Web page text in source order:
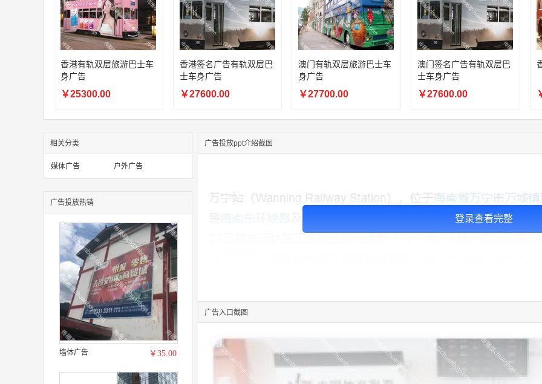
06:11:20
166****9198 联系了该媒体所在商家
05:17:23 182****1341 联系了该媒体所在商家
05:13:40 159****9700 联系了该媒体所在商家
08:52:47 155****6115 联系了该媒体所在商家
03:27:46 181****7631 联系了该媒体所在商家
03:18:49 173****0620
联系了该媒体所在商家
03:20:56 156****3374
联系了该媒体所在商家
01:59:39 189****2617 联系了该媒体所在商家
香港有轨双层旅游巴士车
身广告
￥25300.00
香港签名广告有轨双层巴
士车身广告
￥27600.00
澳门有轨双层旅游巴士车
身广告
￥27700.00
澳门签名广告有轨双层巴
士车身广告
￥27600.00
相关分类
媒体广告 户外广告
广告投放热销
墙体广告 ￥35.00
广告投放ppt介绍截图
登录查看完整
广告入口截图